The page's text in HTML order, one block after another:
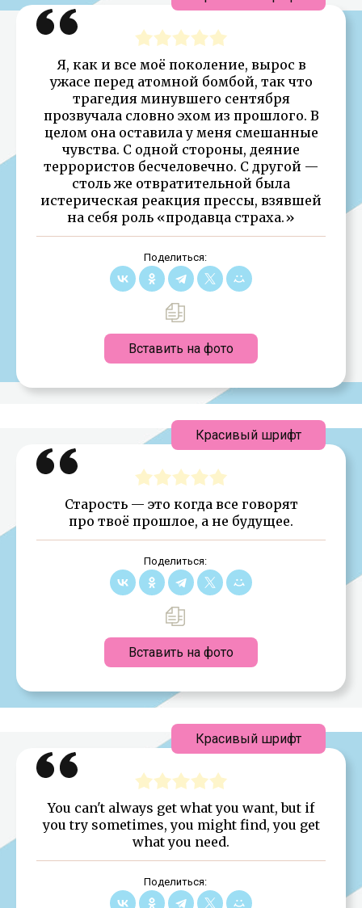
Я, как и все моё поколение, вырос в
ужасе перед атомной бомбой, так что
трагедия минувшего сентября
прозвучала словно эхом из прошлого. В
целом она оставила у меня смешанные
чувства. С одной стороны, деяние
террористов бесчеловечно. С другой —
столь же отвратительной была
истерическая реакция прессы, взявшей
на себя роль «продавца страха.»
Поделиться:
Вставить на фото
Старость — это когда все говорят
про твоё прошлое, а не будущее.
Поделиться:
Вставить на фото
Красивый шрифт
You can't always get what you want, but if
you try sometimes, you might find, you get
what you need.
Поделиться:
Красивый шрифт